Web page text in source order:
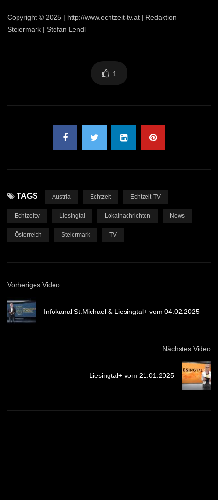
Copyright © 2025 | http://www.echtzeit-tv.at | Redaktion
Steiermark | Stefan Lendl
1
TAGS Austria Echtzeit Echtzeit-TV
Echtzeittv Liesingtal Lokalnachrichten News
Österreich Steiermark TV
Vorheriges Video
Infokanal St.Michael & Liesingtal+ vom 04.02.2025
Nächstes Video
Liesingtal+ vom 21.01.2025